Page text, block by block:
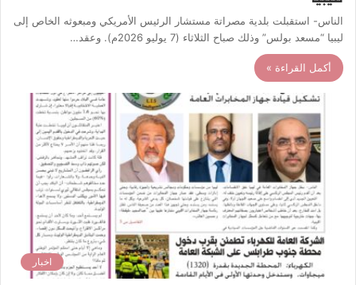
الناس- استقبلت بلدية مصراتة مستشار الرئيس الأمريكي ومبعوثه الخاص إلى
ليبيا “مسعد بولس” وذلك صباح الثلاثاء (7 يوليو 2026م). وعقد…
أكمل القراءة »
اخبار